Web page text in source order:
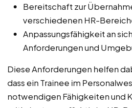
Bereitschaft zur
verschiedenen HR-
Anpassungsfähigkeit an
Anforderungen und
Diese Anforderungen helfen
dass ein Trainee im
notwendigen Fähigkeiten und